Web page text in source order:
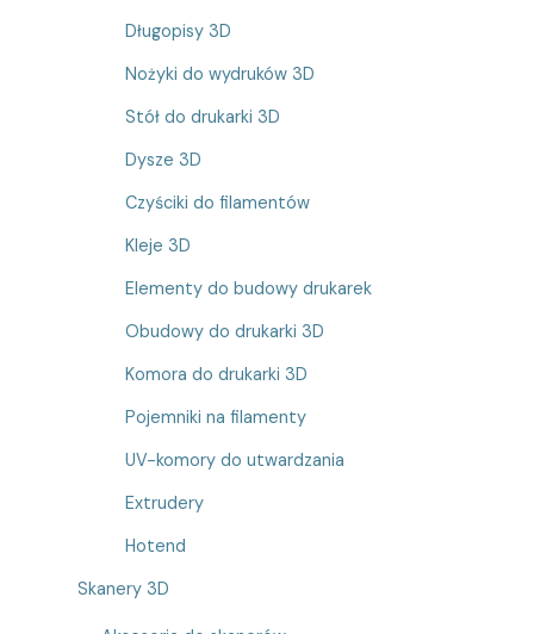
Długopisy 3D
Nożyki do wydruków 3D
Stół do drukarki 3D
Dysze 3D
Czyściki do filamentów
Kleje 3D
Elementy do budowy drukarek
Obudowy do drukarki 3D
Komora do drukarki 3D
Pojemniki na filamenty
UV-komory do utwardzania
Extrudery
Hotend
Skanery 3D